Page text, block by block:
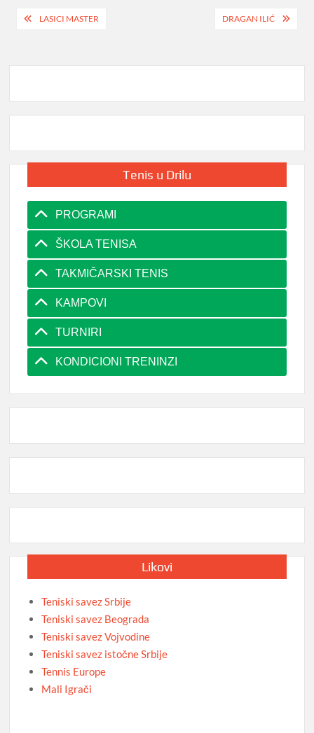
PostLASICI MASTER DRAGAN ILIĆ
Tenis u Drilu
PROGRAMI
ŠKOLA TENISA
TAKMIČARSKI TENIS
KAMPOVI
TURNIRI
KONDICIONI TRENINZI
Likovi
Teniski savez Srbije
Teniski savez Beograda
Teniski savez Vojvodine
Teniski savez istočne Srbije
Tennis Europe
Mali Igrači